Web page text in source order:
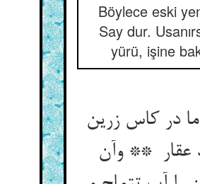
Böylece eski
Say dur.
yürü, işine
در کاس زرین
عقار ** وآن